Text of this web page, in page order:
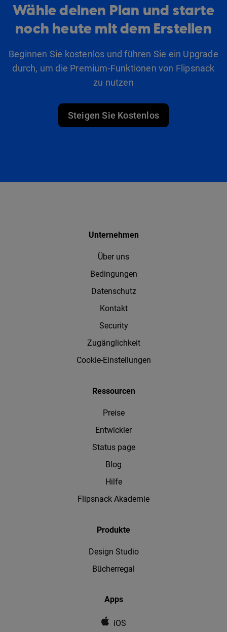
Wähle deinen Plan und starte
noch heute mit dem Erstellen
Beginnen Sie kostenlos und führen Sie ein Upgrade
durch, um die Premium-Funktionen von Flipsnack
zu nutzen
Steigen Sie Kostenlos
Unternehmen
Über uns
Bedingungen
Datenschutz
Kontakt
Security
Zugänglichkeit
Cookie-Einstellungen
Ressourcen
Preise
Entwickler
Status page
Blog
Hilfe
Flipsnack Akademie
Produkte
Design Studio
Bücherregal
Apps
iOS